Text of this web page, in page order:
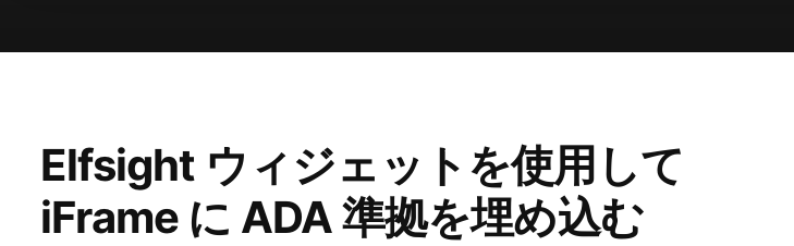
Elfsight ウィジェットを使用して
iFrame に ADA 準拠を埋め込む